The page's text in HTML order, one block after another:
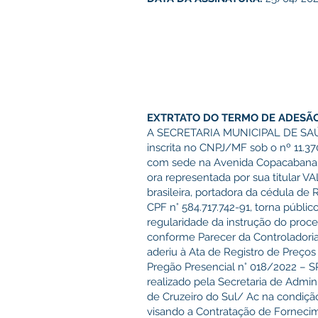
EXTRTATO DO TERMO DE
A SECRETARIA MUNICIPAL DE
inscrita no CNPJ/MF sob o nº
com sede na Avenida
ora representada por sua titular
brasileira, portadora da cédula de
CPF n° 584.717.742-91, torna
regularidade da instrução do
conforme Parecer da
aderiu à Ata de Registro de
Pregão Presencial n° 018/2022 –
realizado pela Secretaria de
de Cruzeiro do Sul/ Ac na
visando a Contratação de